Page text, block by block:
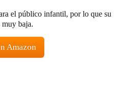
el público infantil, por lo que su
baja.
Amazon